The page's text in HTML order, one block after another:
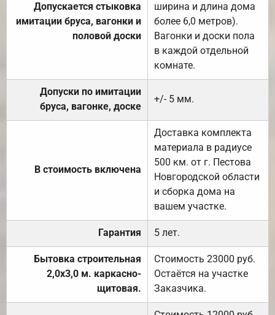
Допускается стыковка
имитации бруса, вагонки и
половой доски
ширина и длина дома
более 6,0 метров).
Вагонки и доски пола
в каждой отдельной
комнате.
Допуски по имитации
бруса, вагонке, доске
+/- 5 мм.
В стоимость включена
Доставка комплекта
материала в радиусе
500 км. от г. Пестова
Новгородской области
и сборка дома на
вашем участке.
Гарантия 5 лет.
Бытовка строительная
2,0х3,0 м. каркасно-
щитовая.
Стоимость 23000 руб.
Остаётся на участке
Заказчика.